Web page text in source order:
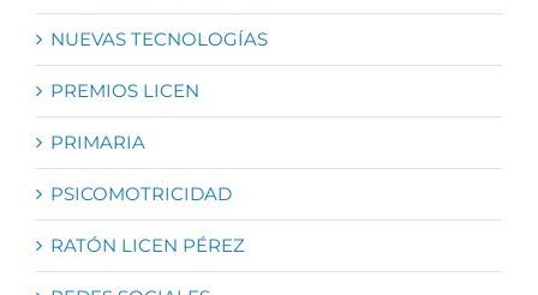
NUEVAS TECNOLOGÍAS
PREMIOS LICEN
PRIMARIA
PSICOMOTRICIDAD
RATÓN LICEN PÉREZ